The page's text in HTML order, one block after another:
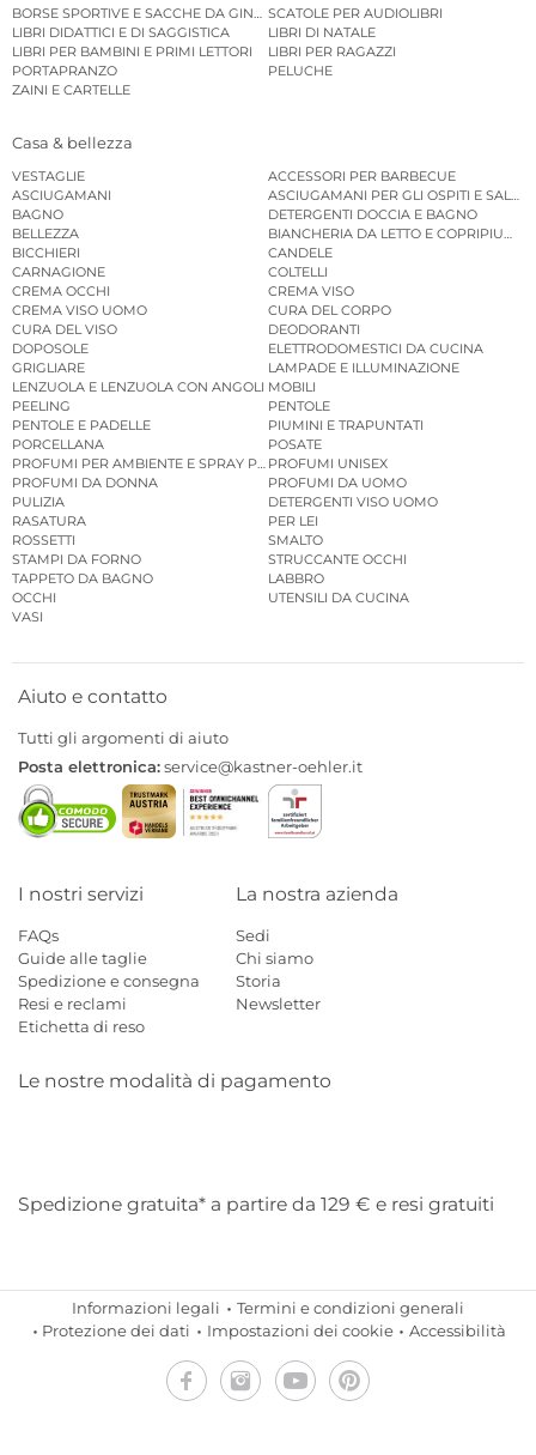
BORSE SPORTIVE E SACCHE DA GINNASTICASCATOLE PER AUDIOLIBRI
LIBRI DIDATTICI E DI SAGGISTICA
LIBRI DI NATALE
LIBRI PER BAMBINI E PRIMI LETTORI
LIBRI PER RAGAZZI
PORTAPRANZO
PELUCHE
ZAINI E CARTELLE
Casa & bellezza
VESTAGLIE
ACCESSORI PER BARBECUE
ASCIUGAMANI
ASCIUGAMANI PER GLI OSPITI E
BAGNO
DETERGENTI DOCCIA E BAGNO
BELLEZZA
BIANCHERIA DA LETTO E COPRIPIUMINI
BICCHIERI
CANDELE
CARNAGIONE
COLTELLI
CREMA OCCHI
CREMA VISO
CREMA VISO UOMO
CURA DEL CORPO
CURA DEL VISO
DEODORANTI
DOPOSOLE
ELETTRODOMESTICI DA CUCINA
GRIGLIARE
LAMPADE E ILLUMINAZIONE
LENZUOLA E LENZUOLA CON ANGOLI MOBILI
PEELING
PENTOLE
PENTOLE E PADELLE
PIUMINI E TRAPUNTATI
PORCELLANA
POSATE
PROFUMI PER AMBIENTE E SPRAY PER AMBIENTE
PROFUMI UNISEX
PROFUMI DA DONNA
PROFUMI DA UOMO
PULIZIA
DETERGENTI VISO UOMO
RASATURA
PER LEI
ROSSETTI
SMALTO
STAMPI DA FORNO
STRUCCANTE OCCHI
TAPPETO DA BAGNO
LABBRO
OCCHI
UTENSILI DA CUCINA
VASI
Aiuto e contatto
Tutti gli argomenti di aiuto
Posta elettronica:service@kastner-oehler.it
I nostri servizi
FAQs
Guide alle taglie
Spedizione e consegna
Resi e reclami
Etichetta di reso
La nostra azienda
Sedi
Chi siamo
Storia
Newsletter
Le nostre modalità di pagamento
Spedizione gratuita* a partire da 129 € e resi gratuiti
Informazioni legali
Termini e condizioni generali
Protezione dei dati
Impostazioni dei cookie Accessibilità